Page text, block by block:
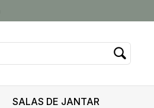
SALAS DE JANTAR